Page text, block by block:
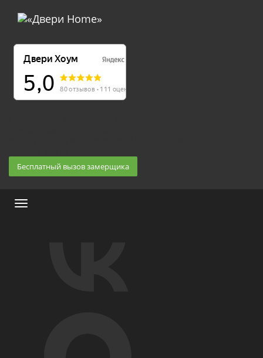
Бесплатный вызов замерщика
Меню